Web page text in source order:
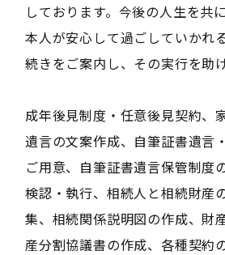
しております。今後の人生を共
本人が安心して過ごしていかれ
続きをご案内し、その実行を助け
成年後見制度・任意後見契約、
遺言の文案作成、自筆証書遺言
ご用意、自筆証書遺言保管制度
検認・執行、相続人と相続財産
集、相続関係説明図の作成、財
産分割協議書の作成、各種契約